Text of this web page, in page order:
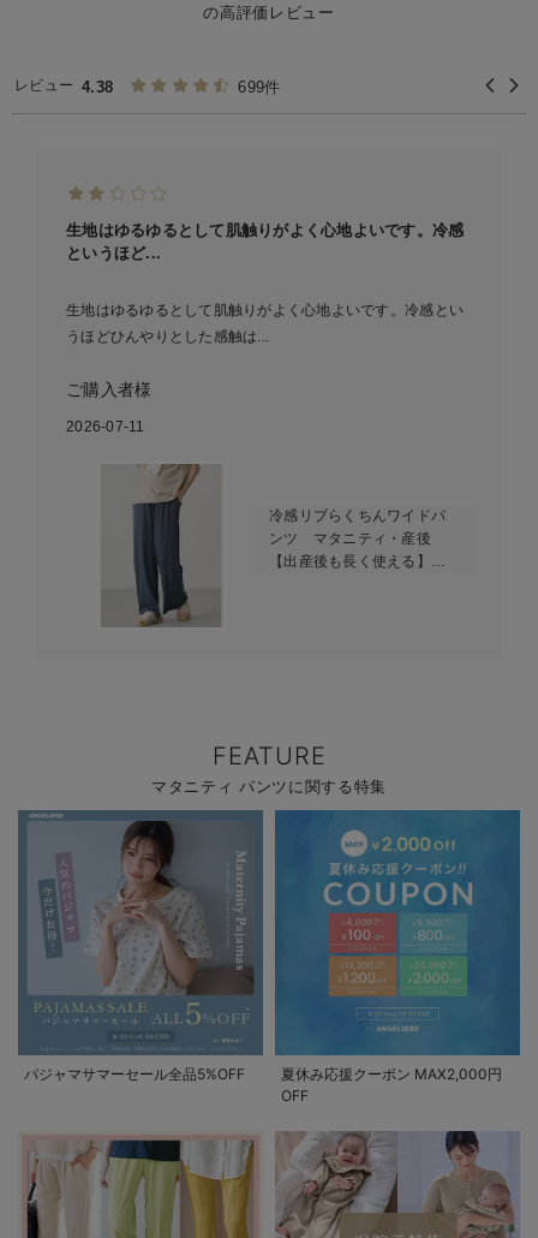
の高評価レビュー
レビュー 4.38 699件
生地はゆるゆるとして肌触りがよく心地よいです。冷感
というほど...
生地はゆるゆるとして肌触りがよく心地よいです。冷感とい
うほどひんやりとした感触は...
ご購入者様
2026-07-11
冷感リブらくちんワイドパ
ンツ マタニティ・産後
【出産後も長く使える】
FEATURE
マタニティ パンツに関する特集
パジャマサマーセール全品5%OFF
夏休み応援クーポン MAX2,000円
OFF